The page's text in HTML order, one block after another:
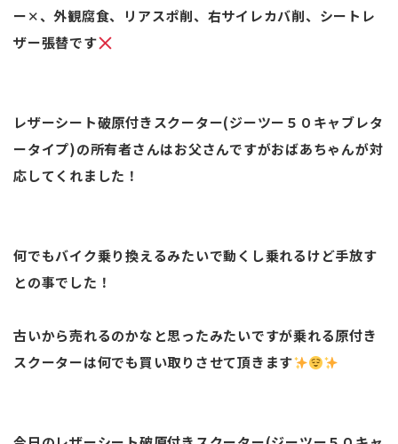
ー✕、外観腐食、リアスポ削、右サイレカバ削、シートレ
ザー張替です
レザーシート破原付きスクーター(ジーツー５０キャブレタ
ータイプ)の所有者さんはお父さんですがおばあちゃんが対
応してくれました！
何でもバイク乗り換えるみたいで動くし乗れるけど手放す
との事でした！
古いから売れるのかなと思ったみたいですが乗れる原付き
スクーターは何でも買い取りさせて頂きます